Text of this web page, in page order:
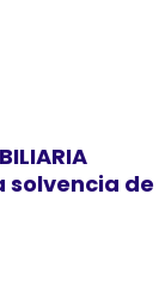
solvencia de